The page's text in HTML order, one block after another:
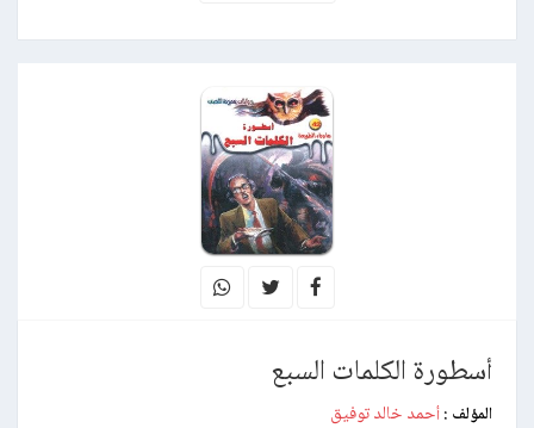
أسطورة الكلمات السبع
المؤلف : أحمد خالد توفيق